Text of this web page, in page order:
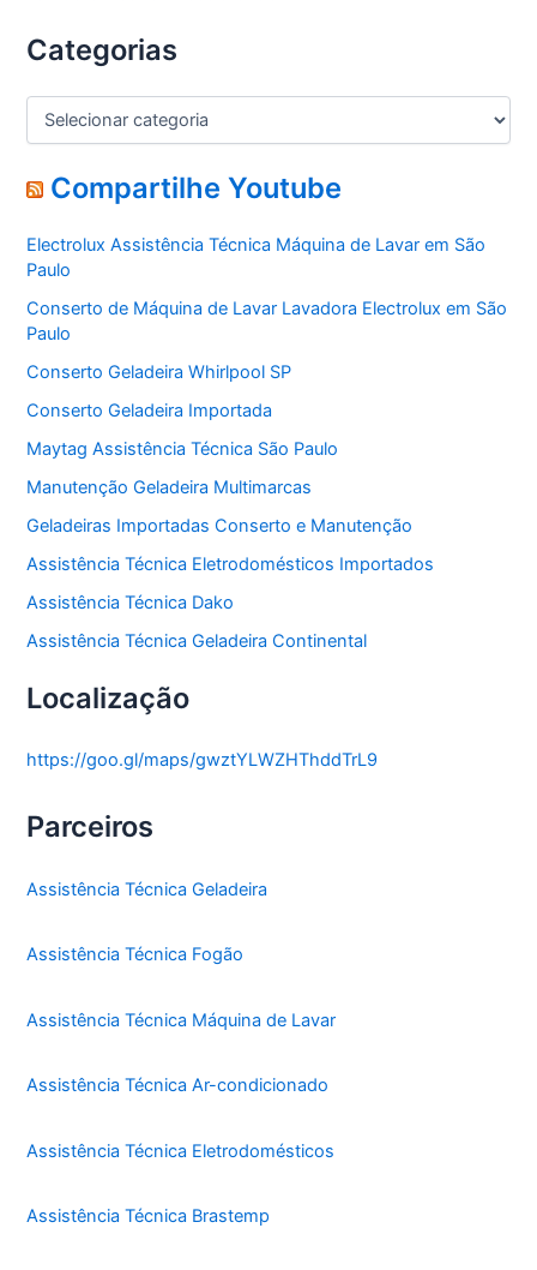
Categorias
C
e
g
r
i
a
s
Compartilhe Youtube
Electrolux Assistência Técnica Máquina de Lavar em São
Paulo
Conserto de Máquina de Lavar Lavadora Electrolux em São
Paulo
Conserto Geladeira Whirlpool SP
Conserto Geladeira Importada
Maytag Assistência Técnica São Paulo
Manutenção Geladeira Multimarcas
Geladeiras Importadas Conserto e Manutenção
Assistência Técnica Eletrodomésticos Importados
Assistência Técnica Dako
Assistência Técnica Geladeira Continental
Localização
https://goo.gl/maps/gwztYLWZHThddTrL9
Parceiros
Assistência Técnica Geladeira
Assistência Técnica Fogão
Assistência Técnica Máquina de Lavar
Assistência Técnica Ar-condicionado
Assistência Técnica Eletrodomésticos
Assistência Técnica Brastemp